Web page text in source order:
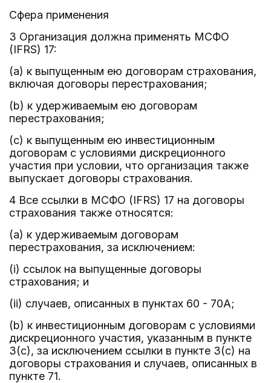
Сфера применения
3 Организация должна применять МСФО
(IFRS) 17:
(a) к выпущенным ею договорам страхования,
включая договоры перестрахования;
(b) к удерживаемым ею договорам
перестрахования;
(c) к выпущенным ею инвестиционным
договорам с условиями дискреционного
участия при условии, что организация также
выпускает договоры страхования.
4 Все ссылки в МСФО (IFRS) 17 на договоры
страхования также относятся:
(a) к удерживаемым договорам
перестрахования, за исключением:
(i) ссылок на выпущенные договоры
страхования; и
(ii) случаев, описанных в пунктах 60 - 70A;
(b) к инвестиционным договорам с условиями
дискреционного участия, указанным в пункте
3(c), за исключением ссылки в пункте 3(c) на
договоры страхования и случаев, описанных в
пункте 71.